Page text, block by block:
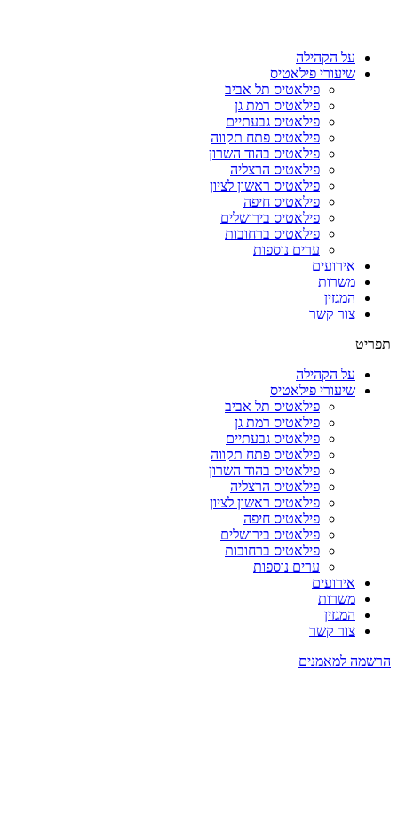
על הקהילה
שיעורי פילאטיס
פילאטיס תל אביב
פילאטיס רמת גן
פילאטיס גבעתיים
פילאטיס פתח תקווה
פילאטיס בהוד השרון
פילאטיס הרצליה
פילאטיס ראשון לציון
פילאטיס חיפה
פילאטיס בירושלים
פילאטיס ברחובות
ערים נוספות
אירועים
משרות
המגזין
צור קשר
תפריט
על הקהילה
שיעורי פילאטיס
פילאטיס תל אביב
פילאטיס רמת גן
פילאטיס גבעתיים
פילאטיס פתח תקווה
פילאטיס בהוד השרון
פילאטיס הרצליה
פילאטיס ראשון לציון
פילאטיס חיפה
פילאטיס בירושלים
פילאטיס ברחובות
ערים נוספות
אירועים
משרות
המגזין
צור קשר
הרשמה למאמנים